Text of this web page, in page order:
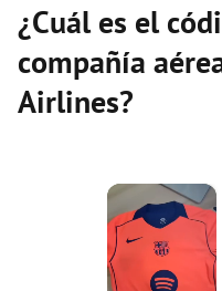
¿Cuál es el
compañía
Airlines?
×